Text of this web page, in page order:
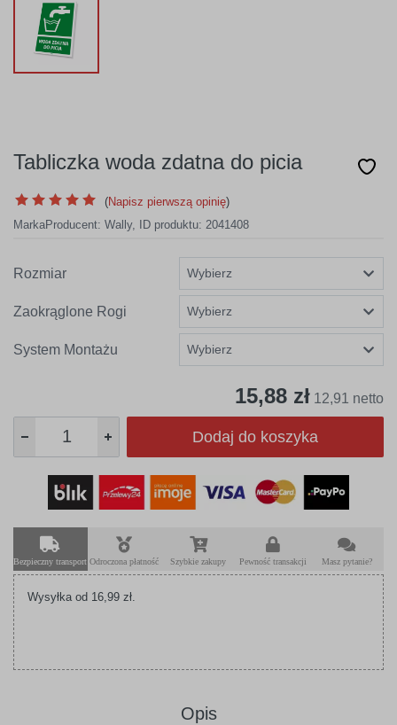
Tabliczka woda zdatna do picia
(Napisz pierwszą opinię)
MarkaProducent: Wally, ID produktu: 2041408
Rozmiar
Zaokrąglone Rogi
System Montażu
15,88 zł 12,91 netto
Dodaj do koszyka
Bezpieczny transport Odroczona płatność Szybkie zakupy Pewność transakcji Masz pytanie?
Wysyłka od 16,99 zł.
Opis